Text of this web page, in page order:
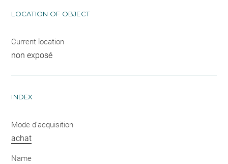
LOCATION OF OBJECT
Current location
non exposé
INDEX
Mode d'acquisition
achat
Name